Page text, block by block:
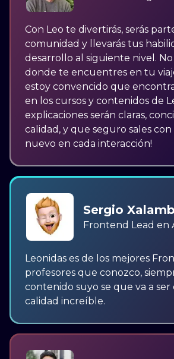
Con Leo te divertirás, serás
comunidad y llevarás tus
desarrollo al siguiente nivel.
donde te encuentres en tu
estoy convencido que
en los cursos y contenidos de
explicaciones serán claras,
calidad, y que seguro sales
nuevo en cada interacción!
Sergio
Frontend Lead en
Leonidas es de los mejores
profesores que conozco,
contenido suyo se que va a ser
calidad increíble.